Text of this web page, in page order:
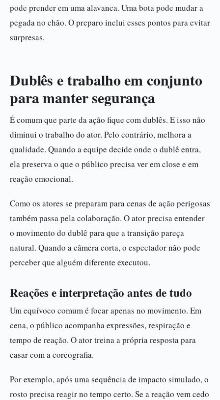
pode prender em uma alavanca. Uma bota pode mudar a
pegada no chão. O preparo inclui esses pontos para evitar
surpresas.
Dublês e trabalho em conjunto
para manter segurança
É comum que parte da ação fique com dublês. E isso não
diminui o trabalho do ator. Pelo contrário, melhora a
qualidade. Quando a equipe decide onde o dublê entra,
ela preserva o que o público precisa ver em close e em
reação emocional.
Como os atores se preparam para cenas de ação perigosas
também passa pela colaboração. O ator precisa entender
o movimento do dublê para que a transição pareça
natural. Quando a câmera corta, o espectador não pode
perceber que alguém diferente executou.
Reações e interpretação antes de tudo
Um equívoco comum é focar apenas no movimento. Em
cena, o público acompanha expressões, respiração e
tempo de reação. O ator treina a própria resposta para
casar com a coreografia.
Por exemplo, após uma sequência de impacto simulado, o
rosto precisa reagir no tempo certo. Se a reação vem cedo